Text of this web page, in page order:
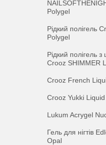
Polygel
Рідкий полігель
Polygel
Рідкий полігель
Crooz SHIMMER
Crooz French
Crooz Yukki
Lukum Acrygel
Гель для нігтів
Opal